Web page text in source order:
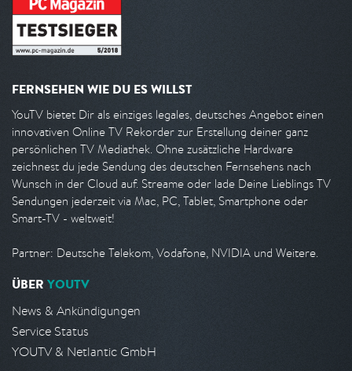
FERNSEHEN WIE DU ES WILLST
YouTV bietet Dir als einziges legales, deutsches Angebot einen
innovativen Online TV Rekorder zur Erstellung deiner ganz
persönlichen TV Mediathek. Ohne zusätzliche Hardware
zeichnest du jede Sendung des deutschen Fernsehens nach
Wunsch in der Cloud auf. Streame oder lade Deine Lieblings TV
Sendungen jederzeit via Mac, PC, Tablet, Smartphone oder
Smart-TV - weltweit!
Partner: Deutsche Telekom, Vodafone, NVIDIA und Weitere.
ÜBER YOUTV
News & Ankündigungen
Service Status
YOUTV & Netlantic GmbH